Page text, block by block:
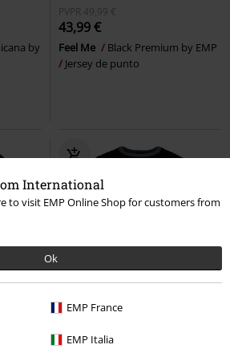
International
to visit EMP Online Shop for customers from
Ok
EMP France
EMP Italia
by
PVPR 49,99 €
43,99 €
Feel Me
Black Premium by EMP
Jersey de punto
PVPR
Desde 35,19 €